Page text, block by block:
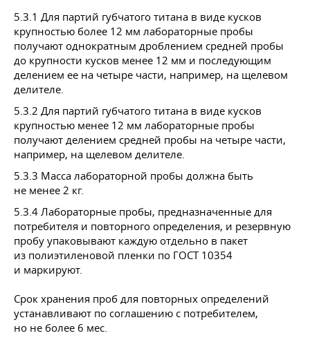
5.3.1 Для партий губчатого титана в виде кусков
крупностью более 12 мм лабораторные пробы
получают однократным дроблением средней пробы
до крупности кусков менее 12 мм и последующим
делением ее на четыре части, например, на щелевом
делителе.
5.3.2 Для партий губчатого титана в виде кусков
крупностью менее 12 мм лабораторные пробы
получают делением средней пробы на четыре части,
например, на щелевом делителе.
5.3.3 Масса лабораторной пробы должна быть
не менее 2 кг.
5.3.4 Лабораторные пробы, предназначенные для
потребителя и повторного определения, и резервную
пробу упаковывают каждую отдельно в пакет
из полиэтиленовой пленки по ГОСТ 10354
и маркируют.
Срок хранения проб для повторных определений
устанавливают по соглашению с потребителем,
но не более 6 мес.